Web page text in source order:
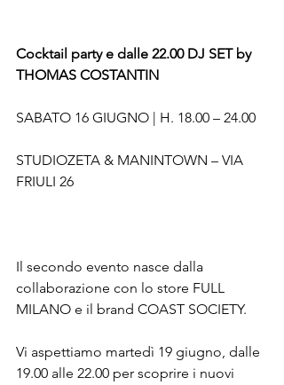
Cocktail party e dalle 22.00 DJ SET by
THOMAS COSTANTIN
SABATO 16 GIUGNO | H. 18.00 – 24.00
STUDIOZETA & MANINTOWN – VIA
FRIULI 26
Il secondo evento nasce dalla
collaborazione con lo store FULL
MILANO e il brand COAST SOCIETY.
Vi aspettiamo martedì 19 giugno, dalle
19.00 alle 22.00 per scoprire i nuovi